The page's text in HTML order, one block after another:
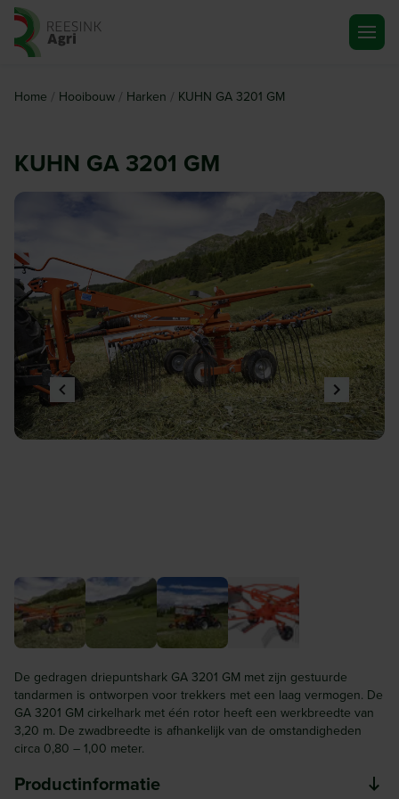
Home / Hooibouw / Harken / KUHN GA 3201 GM
KUHN GA 3201 GM
De gedragen driepuntshark GA 3201 GM met zijn gestuurde
tandarmen is ontworpen voor trekkers met een laag vermogen. De
GA 3201 GM cirkelhark met één rotor heeft een werkbreedte van
3,20 m. De zwadbreedte is afhankelijk van de omstandigheden
circa 0,80 – 1,00 meter.
Productinformatie